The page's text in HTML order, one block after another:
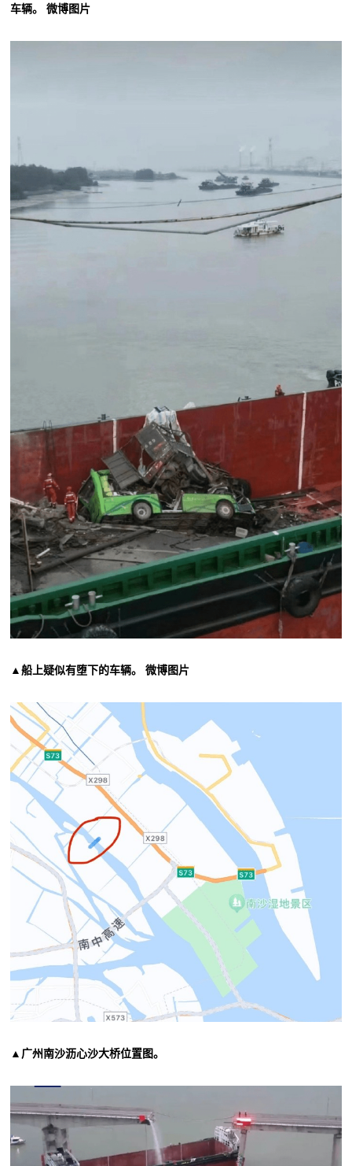
车辆。 微博图片
▲船上疑似有堕下的车辆。 微博图片
▲广州南沙沥心沙大桥位置图。